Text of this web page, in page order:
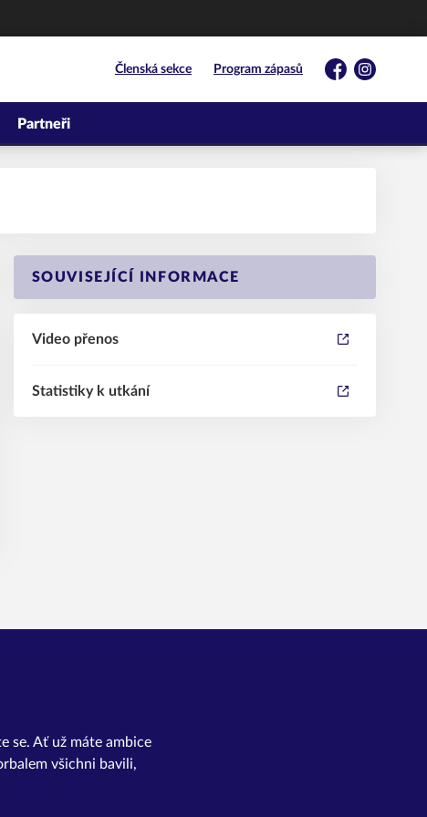
Členská sekce Program zápasů
FacebookInstagram
Partneři
SOUVISEJÍCÍ INFORMACE
Video přenos
Statistiky k utkání
se. Ať už máte ambice
všichni bavili,